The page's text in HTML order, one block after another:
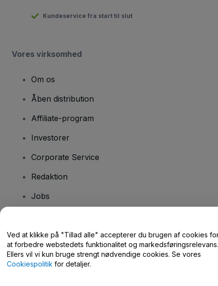
Kundeservice fra start til slut
Vores virksomhed
Om os
Åben distribution
Affiliate-program
Investorer
Corporate Service
Redaktion
Jobs
Har du spørgsmål?
Hjælpecenter / Kontakt os
Ved at klikke på "Tillad alle" accepterer du brugen af cookies
at forbedre webstedets funktionalitet og markedsføringsrelevans.
Ellers vil vi kun bruge strengt nødvendige cookies. Se vores
Cookiespolitik for detaljer.